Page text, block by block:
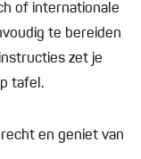
of internationale
te bereiden
zet je
tafel.
en geniet van